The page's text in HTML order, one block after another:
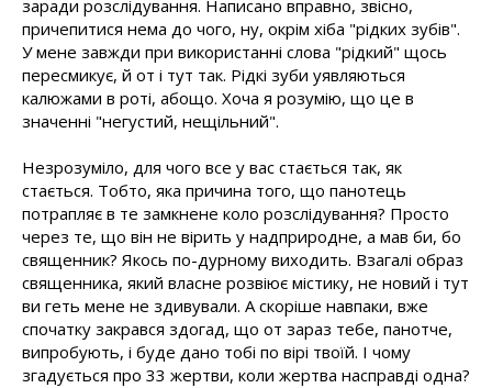
заради розслідування. Написано вправно, звісно,
причепитися нема до чого, ну, окрім хіба "рідких зубів".
У мене завжди при використанні слова "рідкий" щось
пересмикує, й от і тут так. Рідкі зуби уявляються
калюжами в роті, абощо. Хоча я розумію, що це в
значенні "негустий, нещільний".
Незрозуміло, для чого все у вас стається так, як
стається. Тобто, яка причина того, що панотець
потрапляє в те замкнене коло розслідування? Просто
через те, що він не вірить у надприродне, а мав би, бо
священник? Якось по-дурному виходить. Взагалі образ
священника, який власне розвіює містику, не новий і тут
ви геть мене не здивували. А скоріше навпаки, вже
спочатку закрався здогад, що от зараз тебе, панотче,
випробують, і буде дано тобі по вірі твоїй. І чому
згадується про 33 жертви, коли жертва насправді одна?